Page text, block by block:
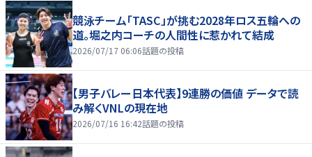
競泳チーム「TASC」が挑む2028年ロス五輪への
道。堀之内コーチの人間性に惹かれて結成
2026/07/17 06:06話題の投稿
【男子バレー日本代表】9連勝の価値 データで読
み解くVNLの現在地
2026/07/16 16:42話題の投稿